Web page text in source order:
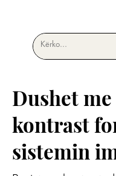
Dushet me
kontrast
sistemin